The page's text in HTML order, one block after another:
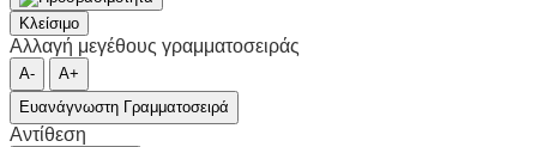
Κλείσιμο
Αλλαγή μεγέθους γραμματοσειράς
A-
A+
Ευανάγνωστη Γραμματοσειρά
Αντίθεση